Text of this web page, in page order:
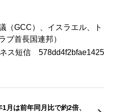
（GCC）、イスラエル、ト
ブ首長国連邦）
ネス短信 578dd4f2bfae1425
月は前年同月比で約2倍、